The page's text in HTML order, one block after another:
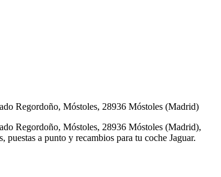
Regordoño, Móstoles, 28936 Móstoles (Madrid)
Regordoño, Móstoles, 28936 Móstoles (Madrid),
a punto y recambios para tu coche Jaguar.